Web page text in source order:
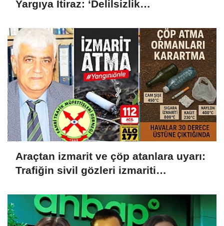
Yargıya İtiraz: ‘Delilsizlik
Hukuksuzdur’
Araçtan izmarit ve çöp atanlara uyarı:
Trafiğin sivil gözleri izmariti